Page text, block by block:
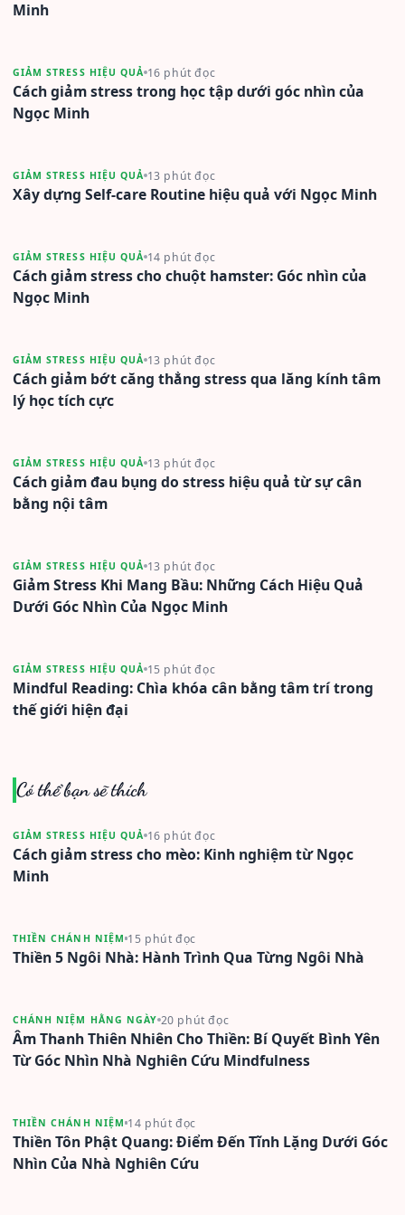
Minh
GIẢM STRESS HIỆU QUẢ 16 phút đọc
Cách giảm stress trong học tập dưới góc nhìn của
Ngọc Minh
GIẢM STRESS HIỆU QUẢ 13 phút đọc
Xây dựng Self-care Routine hiệu quả với Ngọc Minh
GIẢM STRESS HIỆU QUẢ 14 phút đọc
Cách giảm stress cho chuột hamster: Góc nhìn của
Ngọc Minh
GIẢM STRESS HIỆU QUẢ 13 phút đọc
Cách giảm bớt căng thẳng stress qua lăng kính tâm
lý học tích cực
GIẢM STRESS HIỆU QUẢ 13 phút đọc
Cách giảm đau bụng do stress hiệu quả từ sự cân
bằng nội tâm
GIẢM STRESS HIỆU QUẢ 13 phút đọc
Giảm Stress Khi Mang Bầu: Những Cách Hiệu Quả
Dưới Góc Nhìn Của Ngọc Minh
GIẢM STRESS HIỆU QUẢ 15 phút đọc
Mindful Reading: Chìa khóa cân bằng tâm trí trong
thế giới hiện đại
Có thể bạn sẽ thích
GIẢM STRESS HIỆU QUẢ 16 phút đọc
Cách giảm stress cho mèo: Kinh nghiệm từ Ngọc
Minh
THIỀN CHÁNH NIỆM 15 phút đọc
Thiền 5 Ngôi Nhà: Hành Trình Qua Từng Ngôi Nhà
CHÁNH NIỆM HẰNG NGÀY 20 phút đọc
Âm Thanh Thiên Nhiên Cho Thiền: Bí Quyết Bình Yên
Từ Góc Nhìn Nhà Nghiên Cứu Mindfulness
THIỀN CHÁNH NIỆM 14 phút đọc
Thiền Tôn Phật Quang: Điểm Đến Tĩnh Lặng Dưới Góc
Nhìn Của Nhà Nghiên Cứu